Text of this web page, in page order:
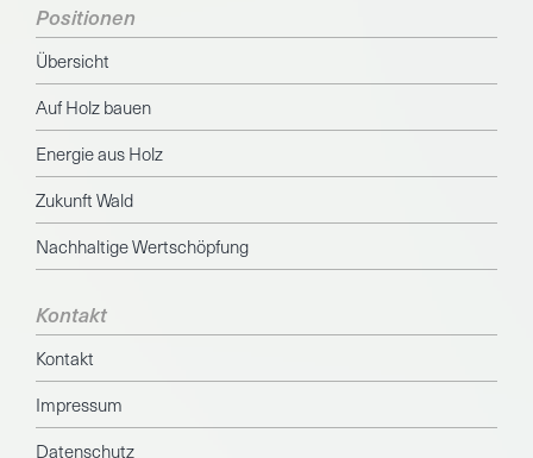
Positionen
Übersicht
Auf Holz bauen
Energie aus Holz
Zukunft Wald
Nachhaltige Wertschöpfung
Kontakt
Kontakt
Impressum
Datenschutz